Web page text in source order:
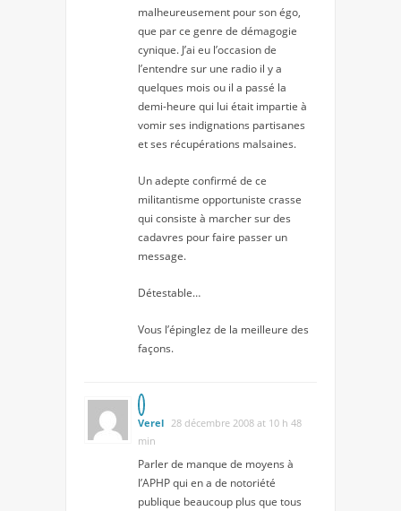
malheureusement pour son égo,
que par ce genre de démagogie
cynique. J’ai eu l’occasion de
l’entendre sur une radio il y a
quelques mois ou il a passé la
demi-heure qui lui était impartie à
vomir ses indignations partisanes
et ses récupérations malsaines.
Un adepte confirmé de ce
militantisme opportuniste crasse
qui consiste à marcher sur des
cadavres pour faire passer un
message.
Détestable…
Vous l’épinglez de la meilleure des
façons.
Verel 28 décembre 2008 at 10 h 48
min
Parler de manque de moyens à
l’APHP qui en a de notoriété
publique beaucoup plus que tous